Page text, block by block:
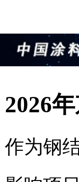
2026
作为钢